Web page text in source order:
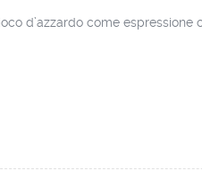
d’azzardo come